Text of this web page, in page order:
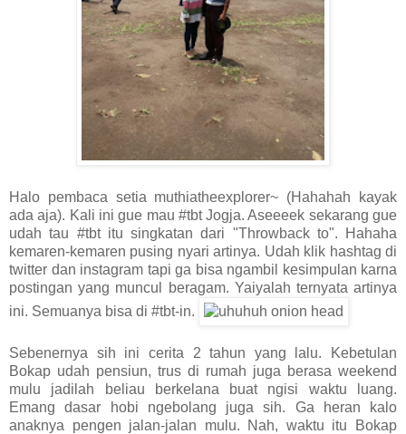
Halo pembaca setia muthiatheexplorer~ (Hahahah kayak
ada aja). Kali ini gue mau #tbt Jogja. Aseeeek sekarang gue
udah tau #tbt itu singkatan dari "Throwback to". Hahaha
kemaren-kemaren pusing nyari artinya. Udah klik hashtag di
twitter dan instagram tapi ga bisa ngambil kesimpulan karna
postingan yang muncul beragam. Yaiyalah ternyata artinya
ini. Semuanya bisa di #tbt-in.
Sebenernya sih ini cerita 2 tahun yang lalu. Kebetulan
Bokap udah pensiun, trus di rumah juga berasa weekend
mulu jadilah beliau berkelana buat ngisi waktu luang.
Emang dasar hobi ngebolang juga sih. Ga heran kalo
anaknya pengen jalan-jalan mulu. Nah, waktu itu Bokap